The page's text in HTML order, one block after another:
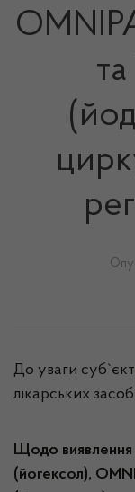
До уваги
лікарських
Щодо виявлення
(йогексол),